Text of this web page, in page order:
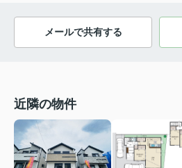
メールで共有する
近隣の物件